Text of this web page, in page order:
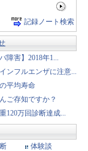
記録ノート検索
バ障害】2018年1...
ンフルエンザに注意...
平均寿命
ご存知ですか？
120万回診断達成...
体験談